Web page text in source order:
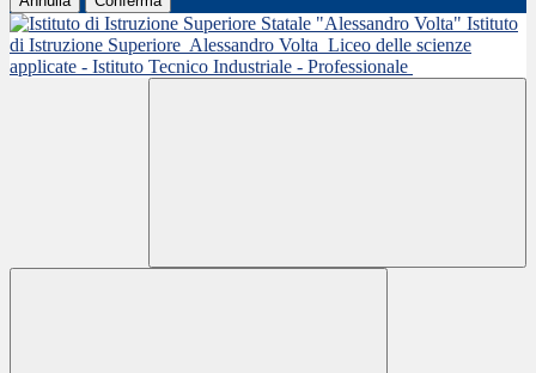
Istituto
di Istruzione Superiore Alessandro Volta Liceo delle scienze
applicate - Istituto Tecnico Industriale - Professionale